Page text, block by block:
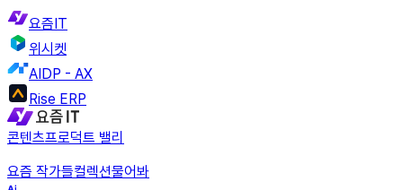
요즘IT
위시켓
AIDP - AX
Rise ERP
콘텐츠프로덕트 밸리
요즘 작가들컬렉션물어봐